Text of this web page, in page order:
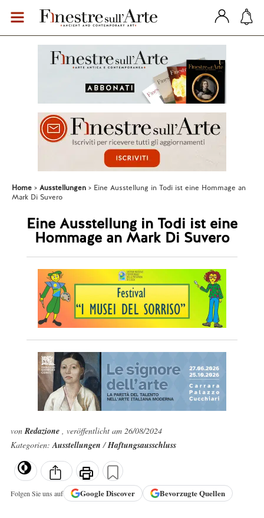
Home Ausstellungen
Eine Ausstellung in Todi ist eine Hommage an
Mark Di Suvero
Eine Ausstellung in Todi ist eine
Hommage an Mark Di Suvero
vonRedazione , veröffentlicht am 26/08/2024
Kategorien:Ausstellungen/Haftungsausschluss
Folgen Sie uns auf GoogleDiscover Bevorzugte Quellen